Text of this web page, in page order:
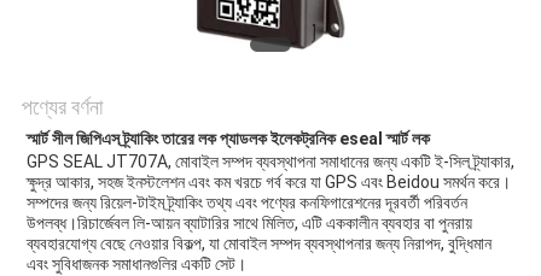
পণ্যের বর্ণনা
স্মার্ট সীল জিপিএস ট্র্যাকিং তারের লক প্যাডলক ইলেকট্রনিক eseal স্মার্ট লক
GPS SEAL JT707A, মোবাইল সম্পদ ব্যবস্থাপনা সমাধানের জন্য একটি ই-সিল ট্র্যাকার,
ক্ষুদ্র আকার, সহজ ইনস্টলেশন এবং কম খরচে গর্ব করে যা GPS এবং Beidou সমর্থন করে।
সম্পদের জন্য রিয়েল-টাইম ট্র্যাকিং তথ্য এবং পণ্যের কনফিগারেশনের দূরবর্তী পরিবর্তন
উপলব্ধ।রিচার্জেবল লি-আয়ন ব্যাটারির সাথে মিলিত, এটি এককালীন ব্যবহার বা পুনরায়
ব্যবহারযোগ্য বেছে নেওয়ার বিকল্প, যা মোবাইল সম্পদ ব্যবস্থাপনার জন্য নিরাপদ, বুদ্ধিমান
এবং সুবিধাজনক সমাধানগুলির একটি সেট।